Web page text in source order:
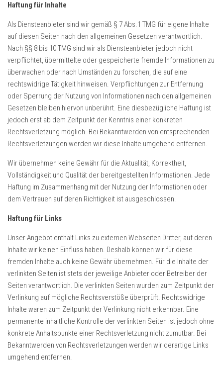
Haftung für Inhalte
Als Diensteanbieter sind wir gemäß § 7 Abs.1 TMG für eigene Inhalte
auf diesen Seiten nach den allgemeinen Gesetzen verantwortlich.
Nach §§ 8 bis 10 TMG sind wir als Diensteanbieter jedoch nicht
verpflichtet, übermittelte oder gespeicherte fremde Informationen zu
überwachen oder nach Umständen zu forschen, die auf eine
rechtswidrige Tätigkeit hinweisen. Verpflichtungen zur Entfernung
oder Sperrung der Nutzung von Informationen nach den allgemeinen
Gesetzen bleiben hiervon unberührt. Eine diesbezügliche Haftung ist
jedoch erst ab dem Zeitpunkt der Kenntnis einer konkreten
Rechtsverletzung möglich. Bei Bekanntwerden von entsprechenden
Rechtsverletzungen werden wir diese Inhalte umgehend entfernen.
Wir übernehmen keine Gewähr für die Aktualität, Korrektheit,
Vollständigkeit und Qualität der bereitgestellten Informationen. Jede
Haftung im Zusammenhang mit der Nutzung der Informationen oder
dem Vertrauen auf deren Richtigkeit ist ausgeschlossen.
Haftung für Links
Unser Angebot enthält Links zu externen Webseiten Dritter, auf deren
Inhalte wir keinen Einfluss haben. Deshalb können wir für diese
fremden Inhalte auch keine Gewähr übernehmen. Für die Inhalte der
verlinkten Seiten ist stets der jeweilige Anbieter oder Betreiber der
Seiten verantwortlich. Die verlinkten Seiten wurden zum Zeitpunkt der
Verlinkung auf mögliche Rechtsverstöße überprüft. Rechtswidrige
Inhalte waren zum Zeitpunkt der Verlinkung nicht erkennbar. Eine
permanente inhaltliche Kontrolle der verlinkten Seiten ist jedoch ohne
konkrete Anhaltspunkte einer Rechtsverletzung nicht zumutbar. Bei
Bekanntwerden von Rechtsverletzungen werden wir derartige Links
umgehend entfernen.